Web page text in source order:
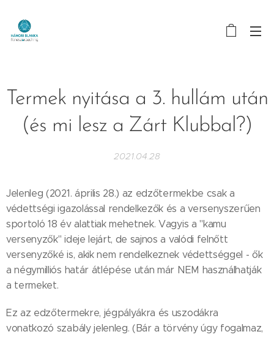
Termek nyitása a 3. hullám után
(és mi lesz a Zárt Klubbal?)
2021.04.28
Jelenleg (2021. április 28.) az edzőtermekbe csak a
védettségi igazolással rendelkezők és a versenyszerűen
sportoló 18 év alattiak mehetnek. Vagyis a "kamu
versenyzők" ideje lejárt, de sajnos a valódi felnőtt
versenyzőké is, akik nem rendelkeznek védettséggel - ők
a négymilliós határ átlépése után már NEM használhatják
a termeket.
Ez az edzőtermekre, jégpályákra és uszodákra
vonatkozó szabály jelenleg. (Bár a törvény úgy fogalmaz,